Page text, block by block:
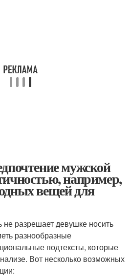
мужской
например,
вещей для
не разрешает девушке носить
разнообразные
подтексты, которые
Вот несколько возможных